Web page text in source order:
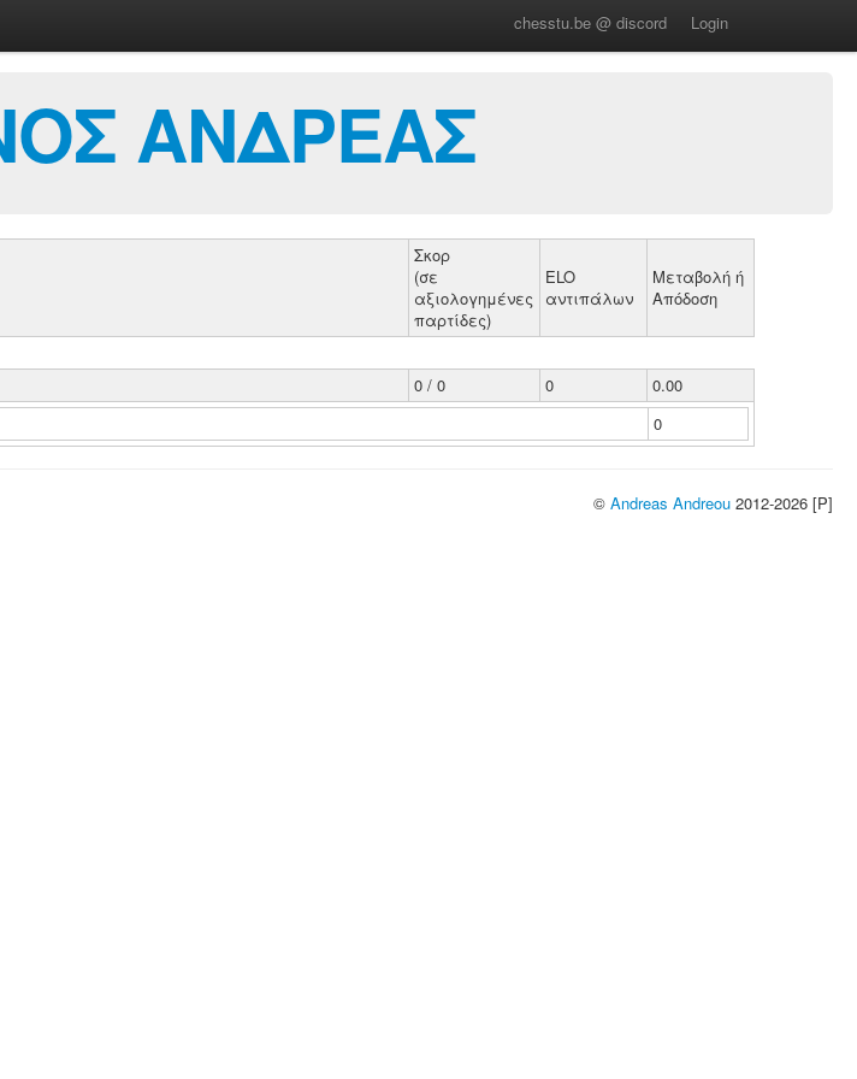
chesstu.be @ discord Login
ΑΝΔΡΕΑΣ
Σκορ
(σε
αξιολογημένες
παρτίδες)
ELO
αντιπάλων
Μεταβολή ή
Απόδοση
0 / 0 0
0.00
0
© Andreas Andreou 2012-2026 [P]